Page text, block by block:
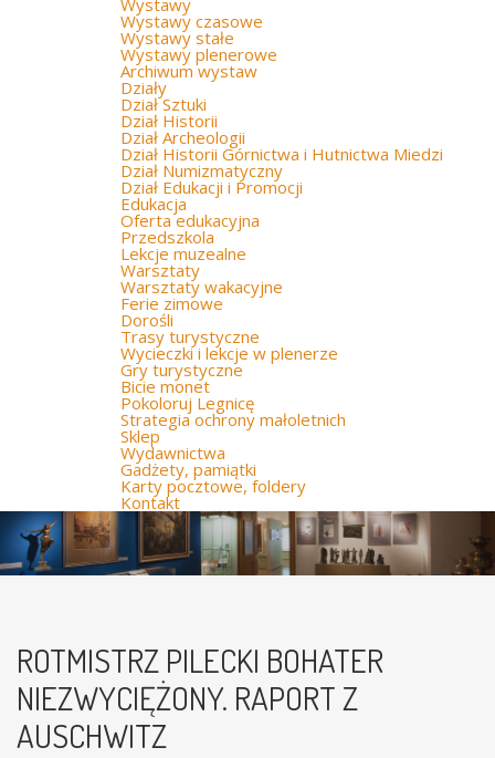
Wystawy
Wystawy czasowe
Wystawy stałe
Wystawy plenerowe
Archiwum wystaw
Działy
Dział Sztuki
Dział Historii
Dział Archeologii
Dział Historii Górnictwa i Hutnictwa Miedzi
Dział Numizmatyczny
Dział Edukacji i Promocji
Edukacja
Oferta edukacyjna
Przedszkola
Lekcje muzealne
Warsztaty
Warsztaty wakacyjne
Ferie zimowe
Dorośli
Trasy turystyczne
Wycieczki i lekcje w plenerze
Gry turystyczne
Bicie monet
Pokoloruj Legnicę
Strategia ochrony małoletnich
Sklep
Wydawnictwa
Gadżety, pamiątki
Karty pocztowe, foldery
Kontakt
ROTMISTRZ PILECKI BOHATER
NIEZWYCIĘŻONY. RAPORT Z
AUSCHWITZ